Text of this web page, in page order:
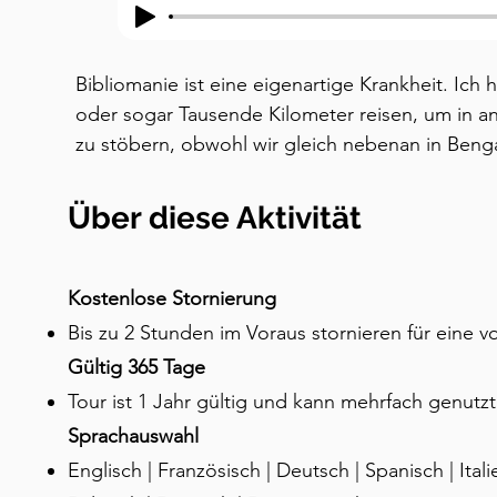
Bibliomanie ist eine eigenartige Krankheit. Ich
oder sogar Tausende Kilometer reisen, um in
zu stöbern, obwohl wir gleich nebenan in
in literarischen Kreisen ist. Also, lassen Sie uns
Street und darüber hinaus unternehmen. Um
Basaren –, wo man unter anderem einen
Stätten erleben kann. Danach folgt ein
Grün des Cubbon Parks, in dem sich mehrere
die für Bibliophile von Interesse sind, und
abgesehen von viel Buchshopping auch
bietet. Die Gesamtstrecke beträgt etwa 9
2,5 Stunden, die Entfernung ohne Pausen zu
Über diese Aktivität
Kostenlose Stornierung
Bis zu 2 Stunden im Voraus stornieren für eine
Gültig 365 Tage
Tour ist 1 Jahr gültig und kann mehrfach
Sprachauswahl
Englisch | Französisch | Deutsch | Spanisch |